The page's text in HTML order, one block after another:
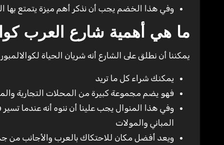
وفي هذا الخضم يجب أن نذكر أهم ميزة يتمتع بها
ما هي أهمية شارع العرب
يمكننا أن نطلق على الشارع أنه شريان الحياة
يمكنك شراء كل ما تريد
فهو يضم مجموعة كبيرة من المحلات التجارية
وفي هذا المنوال يجب علينا أن ننوه أنه عندما
المباني والمولات
ويعد أفضل مكان للاحتكاك بالعرب والأجانب من